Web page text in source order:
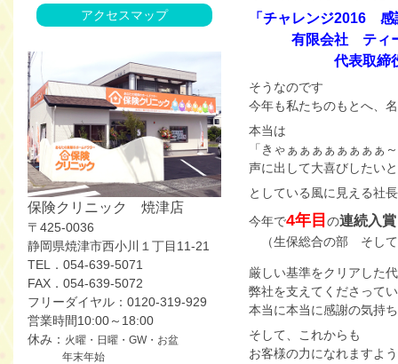
「チャレンジ2016
有限会社 ティ
代表取締役
そうなのです
今年も私たちのもとへ、
本当は
「きゃぁぁぁぁぁぁぁぁ
声に出して大喜びしたい
としている風に見える社
今年で4年目 の連続入賞
（生保総合の部 そし
厳しい基準をクリアした
弊社を支えてくださって
本当に本当に感謝の気持
そして、これからも
お客様の力になれますよ
アクセスマップ
保険クリニック 焼津店
〒425-0036
静岡県焼津市西小川１丁目11-21
TEL．054-639-5071
FAX．054-639-5072
フリーダイヤル：0120-319-929
営業時間10:00～18:00
休み： 火曜・日曜・GW・お盆
年末年始